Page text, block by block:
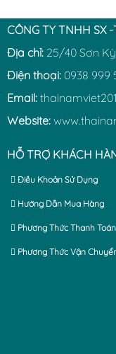
CÔNG TY TNHH SX
Địa chỉ: 25/40 Sơn
Điện thoại: 0938 999
Email:
Website:
HỖ TRỢ KHÁCH
Điều Khoản Sử Dụng
Hướng Dẫn Mua Hàng
Phương Thức Thanh Toán
Phương Thức Vận